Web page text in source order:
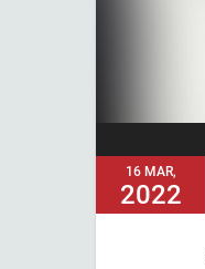
16 MAR,
2022